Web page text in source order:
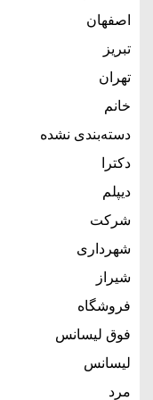
اصفهان
تبریز
تهران
خانم
دسته‌بندی نشده
دکترا
دیپلم
شرکت
شهرداری
شیراز
فروشگاه
فوق لیسانس
لیسانس
مرد